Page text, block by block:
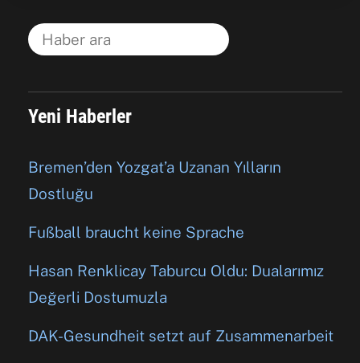
Yeni Haberler
Bremen’den Yozgat’a Uzanan Yılların
Dostluğu
Fußball braucht keine Sprache
Hasan Renklicay Taburcu Oldu: Dualarımız
Değerli Dostumuzla
DAK-Gesundheit setzt auf Zusammenarbeit